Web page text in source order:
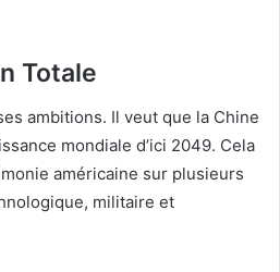
Totale
ambitions. Il veut que la Chine
mondiale d’ici 2049. Cela
américaine sur plusieurs
militaire et